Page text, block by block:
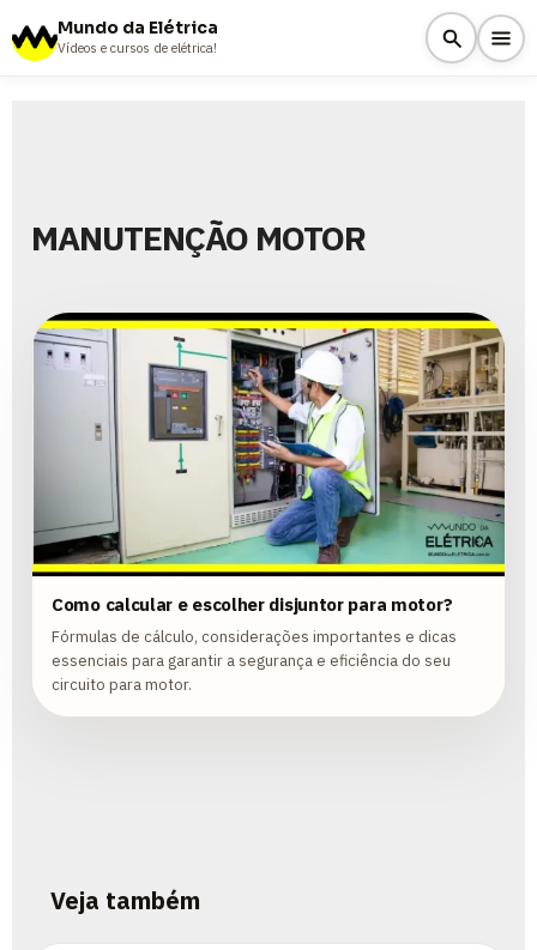
Mundo da Elétrica
Vídeos e cursos de elétrica!
MANUTENÇÃO MOTOR
Como calcular e escolher disjuntor para motor?
Fórmulas de cálculo, considerações importantes e dicas
essenciais para garantir a segurança e eficiência do seu
circuito para motor.
Veja também